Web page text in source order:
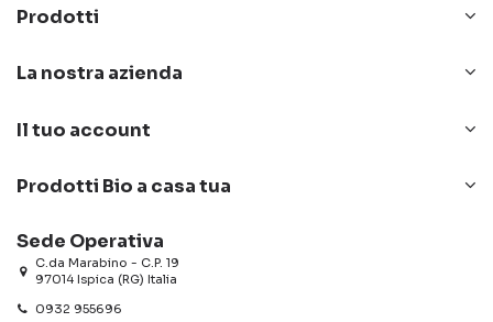
Prodotti
La nostra azienda
Il tuo account
Prodotti Bio a casa tua
Sede Operativa
C.da Marabino - C.P. 19
97014 Ispica (RG) Italia
0932 955696